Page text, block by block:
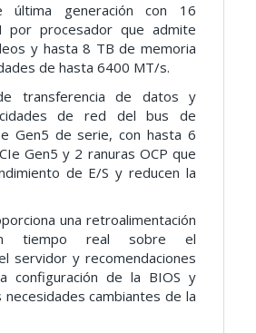
última generación con 16
por procesador que admite
y hasta 8 TB de memoria
de hasta 6400 MT/s.
transferencia de datos y
de red del bus de
Gen5 de serie, con hasta 6
Gen5 y 2 ranuras OCP que
de E/S y reducen la
una retroalimentación
tiempo real sobre el
servidor y recomendaciones
configuración de la BIOS y
necesidades cambiantes de la